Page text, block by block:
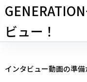
ビュー！
インタビュー動画の準備